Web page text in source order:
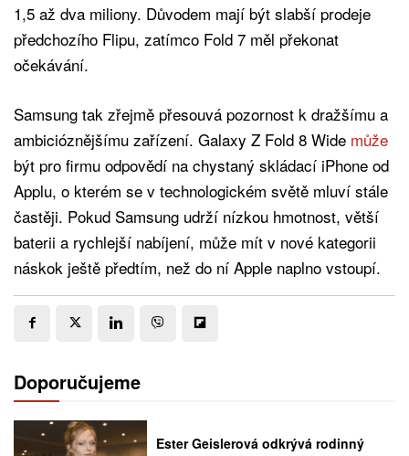
1,5 až dva miliony. Důvodem mají být slabší prodeje
předchozího Flipu, zatímco Fold 7 měl překonat
očekávání.
Samsung tak zřejmě přesouvá pozornost k dražšímu a
ambicióznějšímu zařízení. Galaxy Z Fold 8 Wide může
být pro firmu odpovědí na chystaný skládací iPhone od
Applu, o kterém se v technologickém světě mluví stále
častěji. Pokud Samsung udrží nízkou hmotnost, větší
baterii a rychlejší nabíjení, může mít v nové kategorii
náskok ještě předtím, než do ní Apple naplno vstoupí.
Doporučujeme
Ester Geislerová odkrývá rodinný